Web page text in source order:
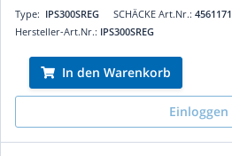
SCHÄCKE Art.Nr.: 4561171
Type: IPS300SREG
Hersteller-Art.Nr.: IPS300SREG
In den Warenkorb
Einloggen